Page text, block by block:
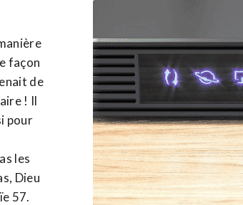
façon
de
! Il
pour
les
Dieu
57.